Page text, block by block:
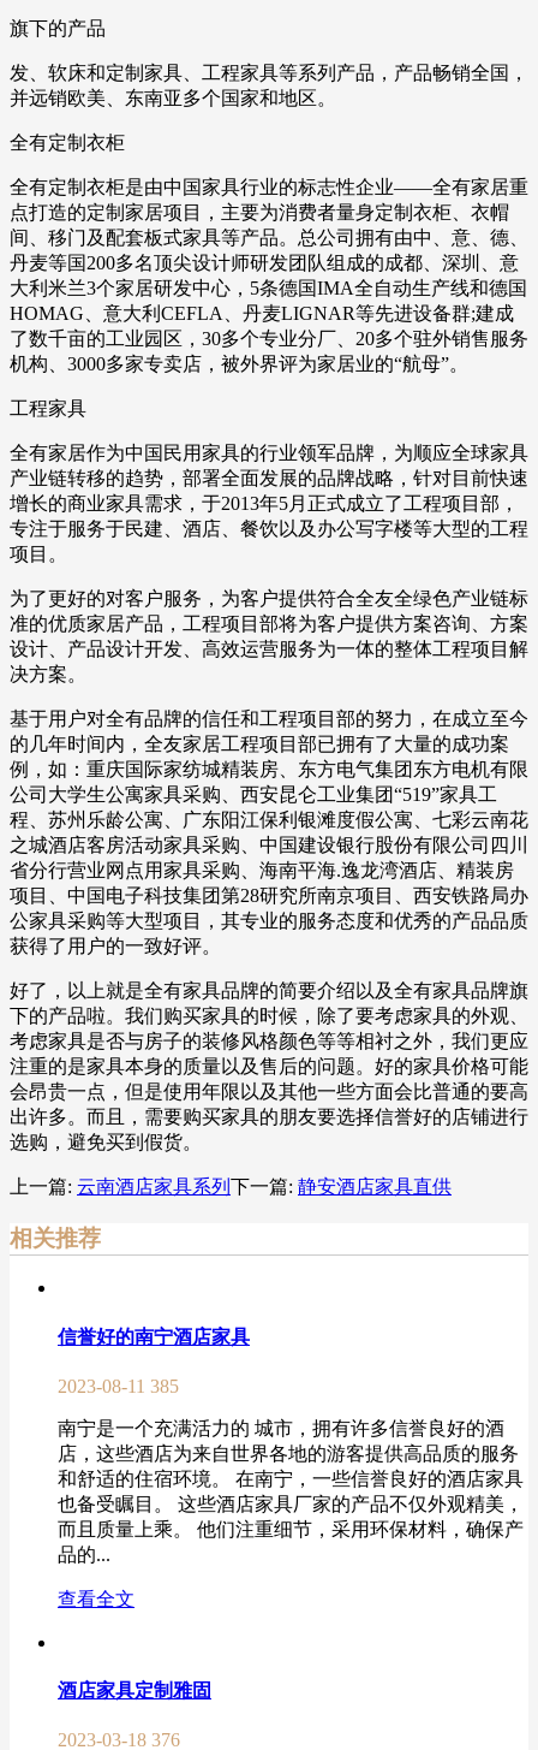
旗下的产品
发、软床和定制家具、工程家具等系列产品，产品畅销全国，
并远销欧美、东南亚多个国家和地区。
全有定制衣柜
全有定制衣柜是由中国家具行业的标志性企业——全有家居重
点打造的定制家居项目，主要为消费者量身定制衣柜、衣帽
间、移门及配套板式家具等产品。总公司拥有由中、意、德、
丹麦等国200多名顶尖设计师研发团队组成的成都、深圳、意
大利米兰3个家居研发中心，5条德国IMA全自动生产线和德国
HOMAG、意大利CEFLA、丹麦LIGNAR等先进设备群;建成
了数千亩的工业园区，30多个专业分厂、20多个驻外销售服务
机构、3000多家专卖店，被外界评为家居业的“航母”。
工程家具
全有家居作为中国民用家具的行业领军品牌，为顺应全球家具
产业链转移的趋势，部署全面发展的品牌战略，针对目前快速
增长的商业家具需求，于2013年5月正式成立了工程项目部，
专注于服务于民建、酒店、餐饮以及办公写字楼等大型的工程
项目。
为了更好的对客户服务，为客户提供符合全友全绿色产业链标
准的优质家居产品，工程项目部将为客户提供方案咨询、方案
设计、产品设计开发、高效运营服务为一体的整体工程项目解
决方案。
基于用户对全有品牌的信任和工程项目部的努力，在成立至今
的几年时间内，全友家居工程项目部已拥有了大量的成功案
例，如：重庆国际家纺城精装房、东方电气集团东方电机有限
公司大学生公寓家具采购、西安昆仑工业集团“519”家具工
程、苏州乐龄公寓、广东阳江保利银滩度假公寓、七彩云南花
之城酒店客房活动家具采购、中国建设银行股份有限公司四川
省分行营业网点用家具采购、海南平海.逸龙湾酒店、精装房
项目、中国电子科技集团第28研究所南京项目、西安铁路局办
公家具采购等大型项目，其专业的服务态度和优秀的产品品质
获得了用户的一致好评。
好了，以上就是全有家具品牌的简要介绍以及全有家具品牌旗
下的产品啦。我们购买家具的时候，除了要考虑家具的外观、
考虑家具是否与房子的装修风格颜色等等相衬之外，我们更应
注重的是家具本身的质量以及售后的问题。好的家具价格可能
会昂贵一点，但是使用年限以及其他一些方面会比普通的要高
出许多。而且，需要购买家具的朋友要选择信誉好的店铺进行
选购，避免买到假货。
上一篇: 云南酒店家具系列 下一篇: 静安酒店家具直供
相关推荐
信誉好的南宁酒店家具
2023-08-11 385
南宁是一个充满活力的 城市，拥有许多信誉良好的酒
店，这些酒店为来自世界各地的游客提供高品质的服务
和舒适的住宿环境。 在南宁，一些信誉良好的酒店家具
也备受瞩目。 这些酒店家具厂家的产品不仅外观精美，
而且质量上乘。 他们注重细节，采用环保材料，确保产
品的...
查看全文
酒店家具定制雅固
2023-03-18 376